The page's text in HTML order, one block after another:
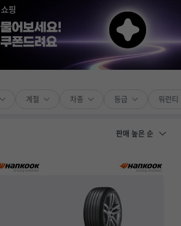
계절 차종 등급 워런티